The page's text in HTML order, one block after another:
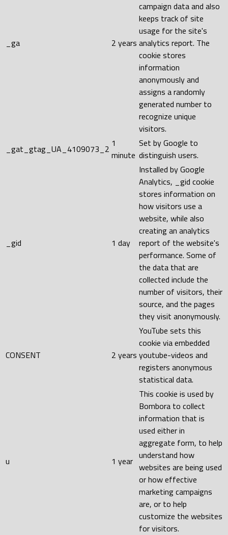
_ga 2 years
campaign data and also
keeps track of site
usage for the site's
analytics report. The
cookie stores
information
anonymously and
assigns a randomly
generated number to
recognize unique
visitors.
_gat_gtag_UA_4109073_2 1
minute
Set by Google to
distinguish users.
_gid 1 day
Installed by Google
Analytics, _gid cookie
stores information on
how visitors use a
website, while also
creating an analytics
report of the website's
performance. Some of
the data that are
collected include the
number of visitors, their
source, and the pages
they visit anonymously.
CONSENT 2 years
YouTube sets this
cookie via embedded
youtube-videos and
registers anonymous
statistical data.
u 1 year
This cookie is used by
Bombora to collect
information that is
used either in
aggregate form, to help
understand how
websites are being used
or how effective
marketing campaigns
are, or to help
customize the websites
for visitors.